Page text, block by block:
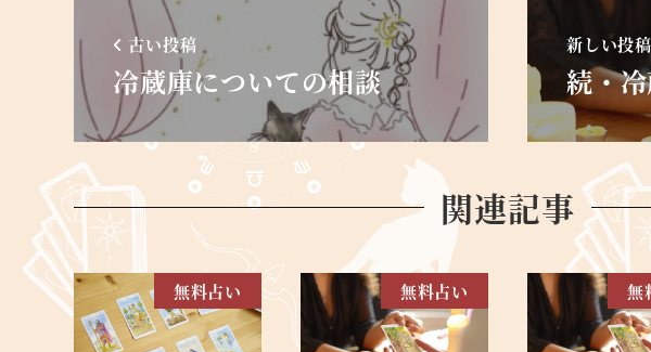
古い投稿
冷蔵庫についての相談
新しい投稿
続・
関連記事
無料占い 無料占い 無